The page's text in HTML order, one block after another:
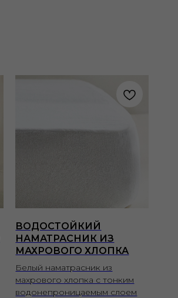
ВОДОСТОЙКИЙ
НАМАТРАСНИК ИЗ
МАХРОВОГО ХЛОПКА
Белый наматрасник из
махрового хлопка с тонким
водонепроницаемым слоем